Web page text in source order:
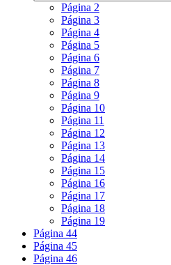
Página 2
Página 3
Página 4
Página 5
Página 6
Página 7
Página 8
Página 9
Página 10
Página 11
Página 12
Página 13
Página 14
Página 15
Página 16
Página 17
Página 18
Página 19
Página 44
Página 45
Página 46